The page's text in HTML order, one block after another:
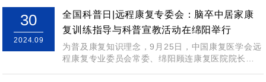
30
2024.09
全国科普日|远程康复专委会：脑卒中居家康
复训练指导与科普宣教活动在绵阳举行
为普及康复知识理念，9月25日，中国康复医学会远
程康复专业委员会常委、绵阳顾连康复医院院长叶